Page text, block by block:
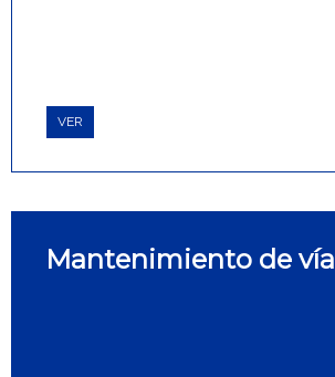
VER
Mantenimiento de vía